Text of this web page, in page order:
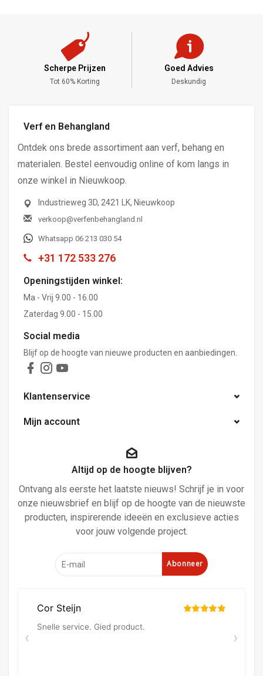
Scherpe Prijzen
Tot 60% Korting
Goed Advies
Deskundig
Verf en Behangland
Ontdek ons brede assortiment aan verf, behang en
materialen. Bestel eenvoudig online of kom langs in
onze winkel in Nieuwkoop.
Industrieweg 3D, 2421 LK, Nieuwkoop
verkoop@verfenbehangland.nl
Whatsapp 06 213 030 54
+31 172 533 276
Openingstijden winkel:
Ma - Vrij 9.00 - 16.00
Zaterdag 9.00 - 15.00
Social media
Blijf op de hoogte van nieuwe producten en aanbiedingen.
Klantenservice
Mijn account
Altijd op de hoogte blijven?
Ontvang als eerste het laatste nieuws! Schrijf je in voor
onze nieuwsbrief en blijf op de hoogte van de nieuwste
producten, inspirerende ideeën en exclusieve acties
voor jouw volgende project.
Abonneer